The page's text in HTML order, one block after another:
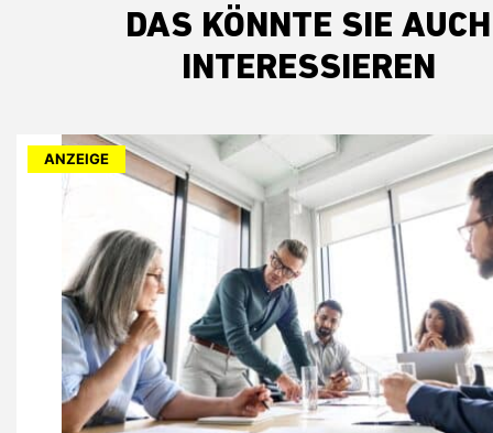
DAS KÖNNTE SIE AUCH
INTERESSIEREN
ANZEIGE